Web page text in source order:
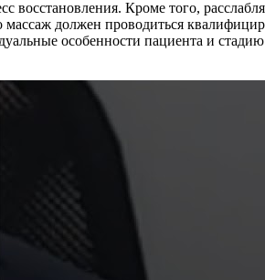
восстановления. Кроме того,
массаж должен проводиться
особенности пациента и стадию